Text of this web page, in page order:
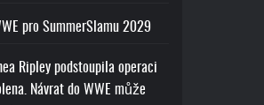
pro SummerSlamu 2029
Ripley podstoupila operaci
Návrat do WWE může